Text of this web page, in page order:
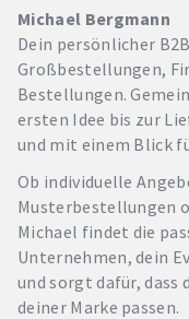
Michael Bergmann
Dein persönlicher
Großbestellungen,
Bestellungen.
ersten Idee bis zur
und mit einem Blick
Ob individuelle
Musterbestellungen
Michael findet die
Unternehmen, dein
und sorgt dafür, dass
deiner Marke passen.